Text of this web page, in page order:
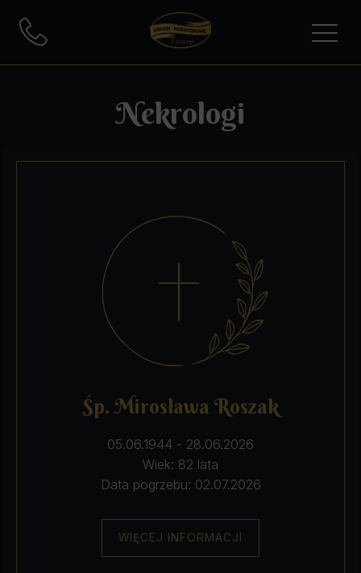
Nekrologi
Śp. Mirosława Roszak
05.06.1944 - 28.06.2026
Wiek: 82 lata
Data pogrzebu: 02.07.2026
WIĘCEJ INFORMACJI